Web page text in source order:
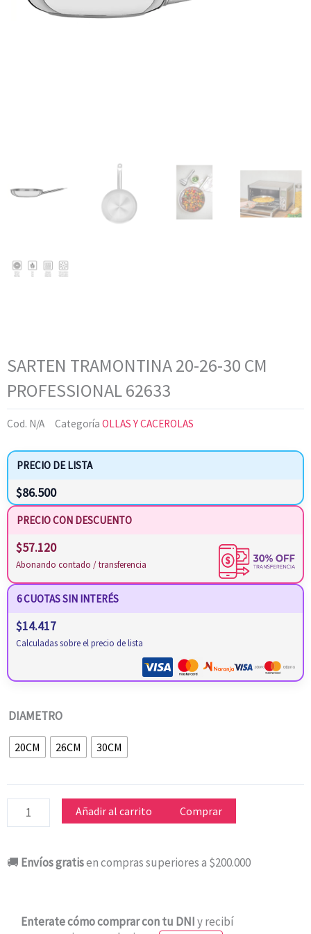
SARTEN TRAMONTINA 20-26-30 CM
PROFESSIONAL 62633
Cod. N/A Categoría OLLAS Y CACEROLAS
PRECIO DE LISTA
$86.500
PRECIO CON DESCUENTO
$57.120
Abonando contado / transferencia
6 CUOTAS SIN INTERÉS
$14.417
Calculadas sobre el precio de lista
DIAMETRO
20CM 26CM 30CM
SARTEN
TRAMONTINA
20-
PROFESSIONAL
cantidad
Añadir al carrito Comprar
🚚 Envíos gratisen compras superiores a $200.000
Enterate cómo comprar con tu DNIy recibí